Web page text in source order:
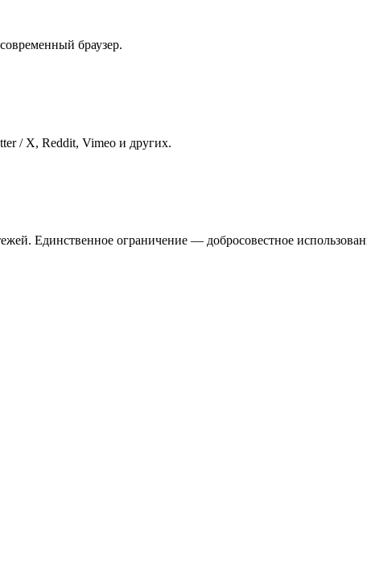
браузер.
/ X, Reddit, Vimeo и других.
Единственное ограничение — добросовестное